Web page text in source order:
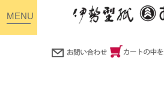
toggle
navigation